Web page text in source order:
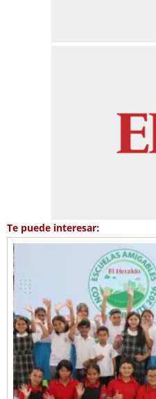
Te puede interesar: